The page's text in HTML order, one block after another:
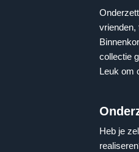
vrienden,
collectie
Leuk om
Heb je